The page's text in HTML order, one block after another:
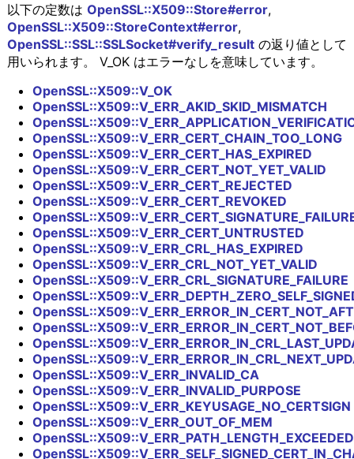
以下の定数は OpenSSL::X509::Store#error,
OpenSSL::X509::StoreContext#error,
OpenSSL::SSL::SSLSocket#verify_resultの返り値として
用いられます。 V_OK はエラーなしを意味しています。
OpenSSL::X509::V_OK
OpenSSL::X509::V_ERR_AKID_SKID_MISMATCH
OpenSSL::X509::V_ERR_CERT_CHAIN_TOO_LONG
OpenSSL::X509::V_ERR_CERT_HAS_EXPIRED
OpenSSL::X509::V_ERR_CERT_NOT_YET_VALID
OpenSSL::X509::V_ERR_CERT_REJECTED
OpenSSL::X509::V_ERR_CERT_REVOKED
OpenSSL::X509::V_ERR_CERT_UNTRUSTED
OpenSSL::X509::V_ERR_CRL_HAS_EXPIRED
OpenSSL::X509::V_ERR_CRL_NOT_YET_VALID
OpenSSL::X509::V_ERR_CRL_SIGNATURE_FAILURE
OpenSSL::X509::V_ERR_INVALID_CA
OpenSSL::X509::V_ERR_INVALID_PURPOSE
OpenSSL::X509::V_ERR_KEYUSAGE_NO_CERTSIGN
OpenSSL::X509::V_ERR_OUT_OF_MEM
OpenSSL::X509::V_ERR_PATH_LENGTH_EXCEEDED